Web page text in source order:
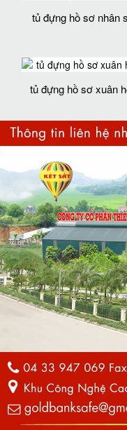
tủ đựng hồ sơ nhân
tủ đựng hồ sơ xuân